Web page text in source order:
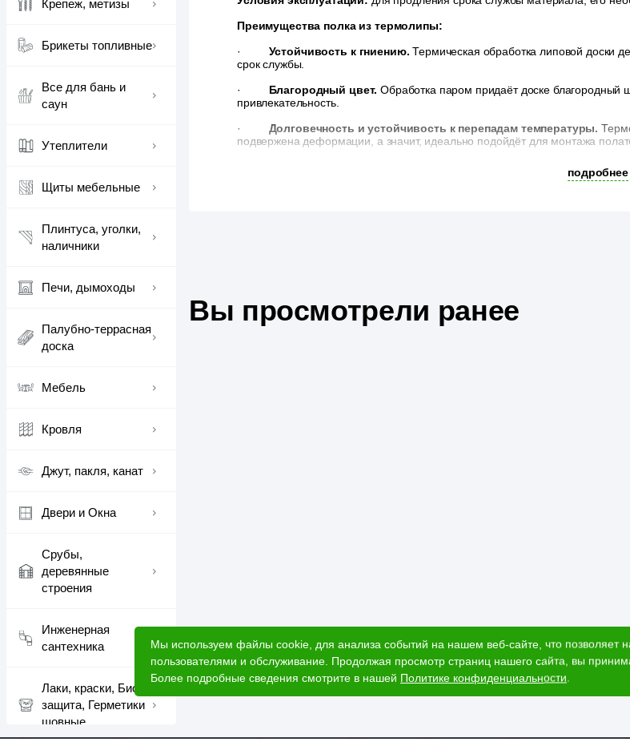
Крепеж, метизы
Брикеты топливные
Все для бань и
саун
Утеплители
Щиты мебельные
Плинтуса, уголки,
наличники
Печи, дымоходы
Палубно-террасная
доска
Мебель
Кровля
Джут, пакля, канат
Двери и Окна
Срубы,
деревянные
строения
Инженерная
сантехника
Лаки, краски, Био
защита, Герметики
шовные
Преимущества полка из термолипы:
· Устойчивость к гниению. Термическая обработка липовой доски
срок службы.
· Благородный цвет. Обработка паром придаёт доске благородный
привлекательность.
· Долговечность и устойчивость к перепадам температуры.
подвержена деформации, а значит, идеально подойдёт для монтажа
Скруглённый радиус и строганная со всехподробнее
Вы просмотрели ранее
Мы используем файлы cookie, для анализа событий на нашем веб-сайте, что позволяет
пользователями и обслуживание. Продолжая просмотр страниц нашего сайта, вы
Более подробные сведения смотрите в нашей Политике конфиденциальности.